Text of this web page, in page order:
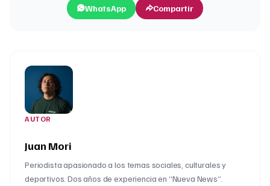
WhatsApp Compartir
AUTOR
Juan Mori
Periodista apasionado a los temas sociales, culturales y
deportivos. Dos años de experiencia en “Nueva News”.